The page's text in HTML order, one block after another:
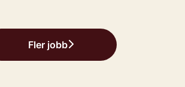
Fler jobb